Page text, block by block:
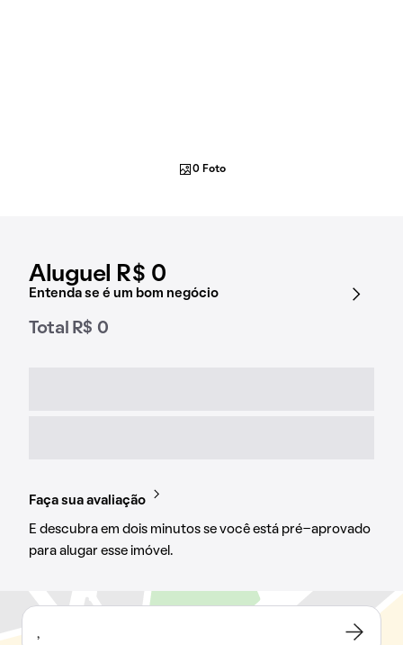
Aluguel R$ 0
Entenda se é um bom negócio
Total R$ 0
Faça sua avaliação
E descubra em dois minutos se você está pré-aprovado
para alugar esse imóvel.
0 Foto
,